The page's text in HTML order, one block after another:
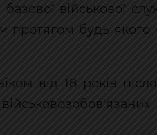
військової
протягом будь-якого
від 18 років